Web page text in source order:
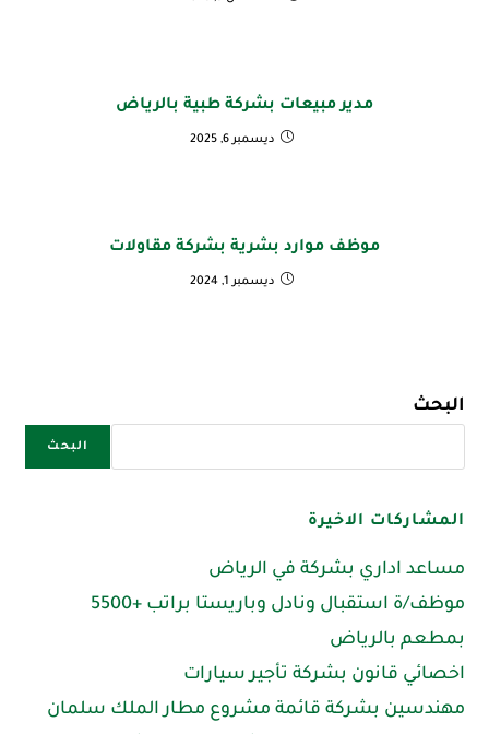
مدير مبيعات بشركة طبية بالرياض
ديسمبر 6, 2025
موظف موارد بشرية بشركة مقاولات
ديسمبر 1, 2024
البحث
البحث
المشاركات الاخيرة
مساعد اداري بشركة في الرياض
موظف/ة استقبال ونادل وباريستا براتب +5500
بمطعم بالرياض
اخصائي قانون بشركة تأجير سيارات
مهندسين بشركة قائمة مشروع مطار الملك سلمان